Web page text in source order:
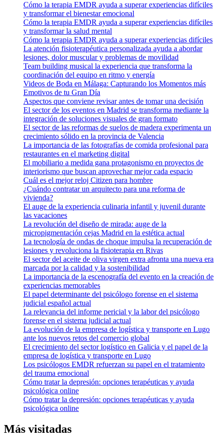
Cómo la terapia EMDR ayuda a superar experiencias difíciles
y transformar el bienestar emocional
Cómo la terapia EMDR ayuda a superar experiencias difíciles
y transformar la salud mental
Cómo la terapia EMDR ayuda a superar experiencias difíciles
La atención fisioterapéutica personalizada ayuda a abordar
lesiones, dolor muscular y problemas de movilidad
Team building musical la experiencia que transforma la
coordinación del equipo en ritmo y energía
Videos de Boda en Málaga: Capturando los Momentos más
Emotivos de tu Gran Día
Aspectos que conviene revisar antes de tomar una decisión
El sector de los eventos en Madrid se transforma mediante la
integración de soluciones visuales de gran formato
El sector de las reformas de suelos de madera experimenta un
crecimiento sólido en la provincia de Valencia
La importancia de las fotografías de comida profesional para
restaurantes en el marketing digital
El mobiliario a medida gana protagonismo en proyectos de
interiorismo que buscan aprovechar mejor cada espacio
Cuál es el mejor reloj Citizen para hombre
¿Cuándo contratar un arquitecto para una reforma de
vivienda?
El auge de la experiencia culinaria infantil y juvenil durante
las vacaciones
La revolución del diseño de mirada: auge de la
micropigmentación cejas Madrid en la estética actual
La tecnología de ondas de choque impulsa la recuperación de
lesiones y revoluciona la fisioterapia en Rivas
El sector del aceite de oliva virgen extra afronta una nueva era
marcada por la calidad y la sostenibilidad
La importancia de la escenografía del evento en la creación de
experiencias memorables
El papel determinante del psicólogo forense en el sistema
judicial español actual
La relevancia del informe pericial y la labor del psicólogo
forense en el sistema judicial actual
La evolución de la empresa de logística y transporte en Lugo
ante los nuevos retos del comercio global
El crecimiento del sector logístico en Galicia y el papel de la
empresa de logística y transporte en Lugo
Los psicólogos EMDR refuerzan su papel en el tratamiento
del trauma emocional
Cómo tratar la depresión: opciones terapéuticas y ayuda
psicológica online
Cómo tratar la depresión: opciones terapéuticas y ayuda
psicológica online
Más visitadas